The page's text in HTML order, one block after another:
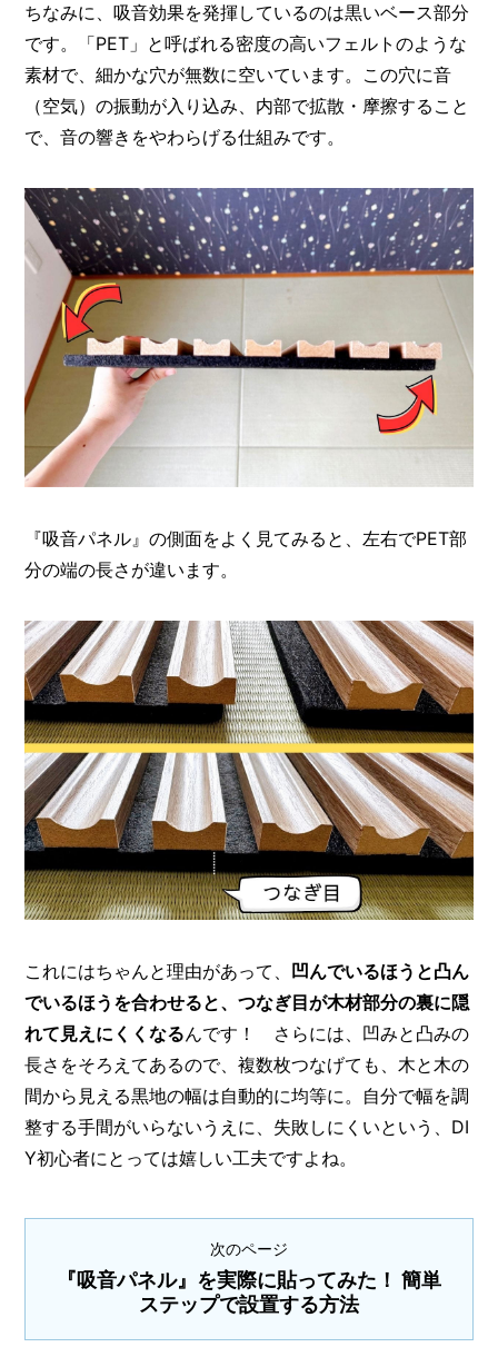
ちなみに、吸音効果を発揮しているのは黒いベース部分
です。「PET」と呼ばれる密度の高いフェルトのような
素材で、細かな穴が無数に空いています。この穴に音
（空気）の振動が入り込み、内部で拡散・摩擦すること
で、音の響きをやわらげる仕組みです。
『吸音パネル』の側面をよく見てみると、左右でPET部
分の端の長さが違います。
これにはちゃんと理由があって、 凹んでいるほうと凸ん
でいるほうを合わせると、つなぎ目が木材部分の裏に隠
れて見えにくくなるんです！ さらには、凹みと凸みの
長さをそろえてあるので、複数枚つなげても、木と木の
間から見える黒地の幅は自動的に均等に。自分で幅を調
整する手間がいらないうえに、失敗しにくいという、DI
Y初心者にとっては嬉しい工夫ですよね。
次のページ
『吸音パネル』を実際に貼ってみた！ 簡単
ステップで設置する方法